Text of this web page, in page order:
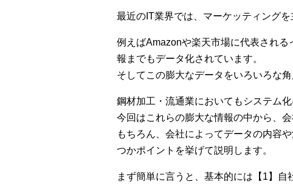
最近のIT業界では、マーケッティング
例えばAmazonや楽天市場に代表され
報までもデータ化されています。
そしてこの膨大なデータをいろいろな
鋼材加工・流通業においてもシステム
今回はこれらの膨大な情報の中から、
もちろん、会社によってデータの内容
つかポイントを挙げて説明します。
まず簡単に言うと、基本的には【1】自